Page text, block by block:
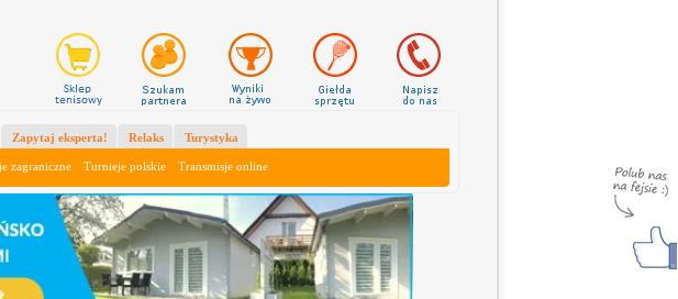
zagraniczne Turnieje polskie Transmisje online
Zapytaj eksperta! Relaks Turystyka